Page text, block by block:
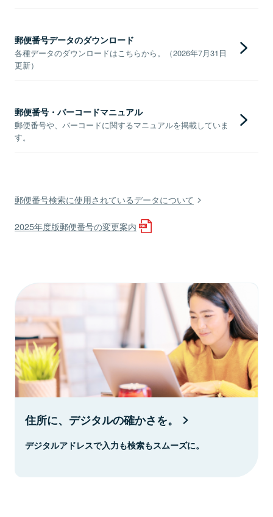
郵便番号データのダウンロード
各種データのダウンロードはこちらから。（2026年7月31日
更新）
郵便番号・バーコードマニュアル
郵便番号や、バーコードに関するマニュアルを掲載していま
す。
郵便番号検索に使用されているデータについて
2025年度版郵便番号の変更案内
住所に、デジタルの確かさを。
デジタルアドレスで入力も検索もスムーズに。